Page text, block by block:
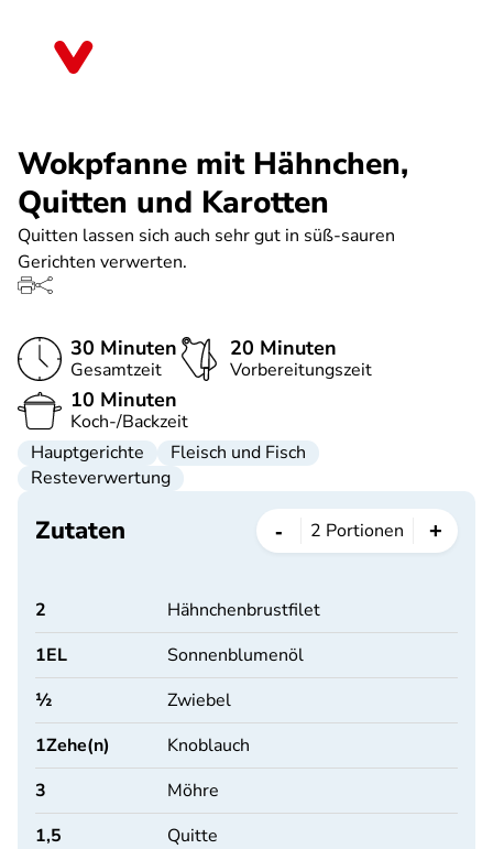
Wokpfanne mit Hähnchen,
Quitten und Karotten
Quitten lassen sich auch sehr gut in süß-sauren
Gerichten verwerten.
30 Minuten
Gesamtzeit
20 Minuten
Vorbereitungszeit
10 Minuten
Koch-/Backzeit
Hauptgerichte
Fleisch und Fisch
Resteverwertung
Zutaten - 2 Portionen +
2
Hähnchenbrustfilet
1EL
Sonnenblumenöl
½
Zwiebel
1Zehe(n)
Knoblauch
3
Möhre
1,5
Quitte